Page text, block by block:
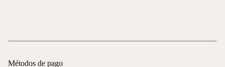
Métodos de pago